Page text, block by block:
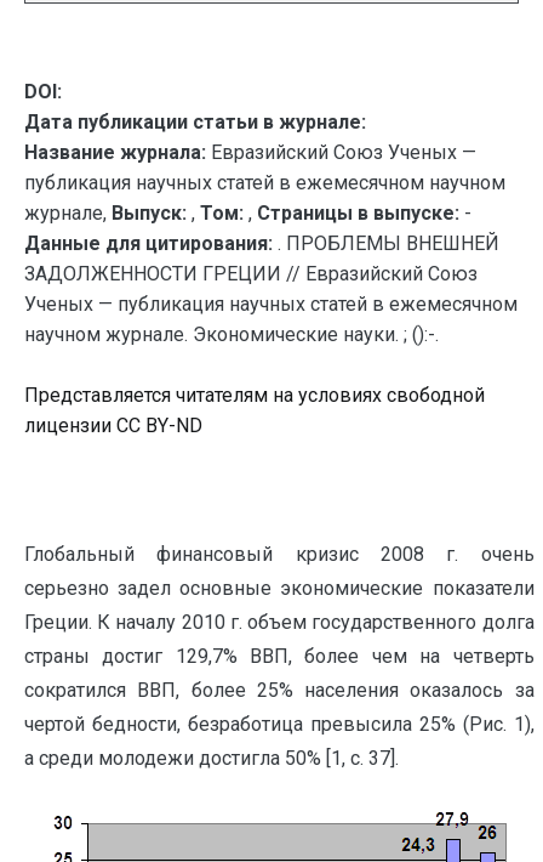
DOI:
Дата публикации статьи в журнале:
Название журнала: Евразийский Союз Ученых —
публикация научных статей в ежемесячном научном
журнале, Выпуск: , Том: , Страницы в выпуске: -
Данные для цитирования: . ПРОБЛЕМЫ ВНЕШНЕЙ
ЗАДОЛЖЕННОСТИ ГРЕЦИИ // Евразийский Союз
Ученых — публикация научных статей в ежемесячном
научном журнале. Экономические науки. ; ():-.
Представляется читателям на условиях свободной
лицензии CC BY-ND
Глобальный финансовый кризис 2008 г. очень
серьезно задел основные экономические показатели
Греции. К началу 2010 г. объем государственного долга
страны достиг 129,7% ВВП, более чем на четверть
сократился ВВП, более 25% населения оказалось за
чертой бедности, безработица превысила 25% (Рис. 1),
а среди молодежи достигла 50% [1, c. 37].